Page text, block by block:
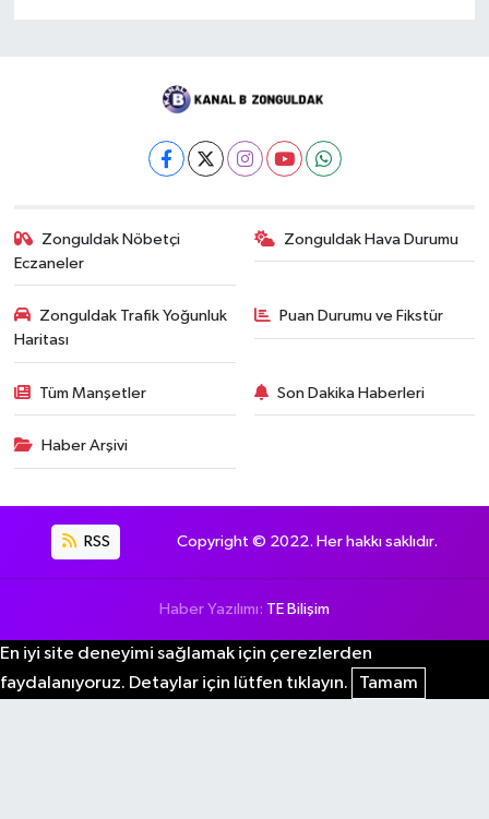
Zonguldak Nöbetçi
Eczaneler
Zonguldak Hava Durumu
Zonguldak Trafik Yoğunluk
Haritası
Puan Durumu ve Fikstür
Tüm Manşetler Son Dakika Haberleri
Haber Arşivi
RSS Copyright © 2022. Her hakkı saklıdır.
Haber Yazılımı: TE Bilişim
En iyi site deneyimi sağlamak için çerezlerden
faydalanıyoruz. Detaylar için lütfen tıklayın.
Tamam